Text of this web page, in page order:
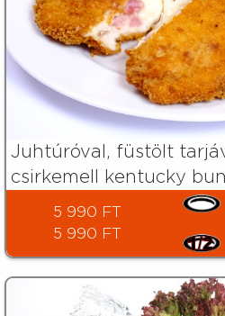
Juhtúróval, füstölt
csirkemell kentucky
5 990 FT
5 990 FT